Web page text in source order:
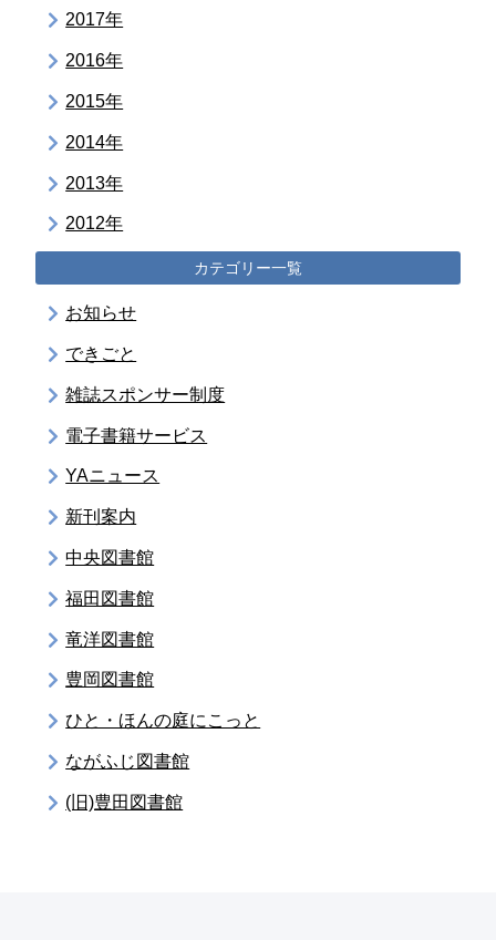
2017年
2016年
2015年
2014年
2013年
2012年
カテゴリー一覧
お知らせ
できごと
雑誌スポンサー制度
電子書籍サービス
YAニュース
新刊案内
中央図書館
福田図書館
竜洋図書館
豊岡図書館
ひと・ほんの庭にこっと
ながふじ図書館
(旧)豊田図書館